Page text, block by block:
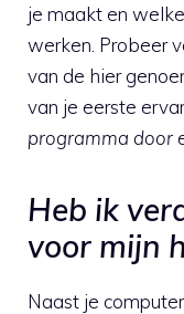
je maakt en
werken. Probeer
van de hier
van je eerste
programma door
Heb ik
voor mijn
Naast je